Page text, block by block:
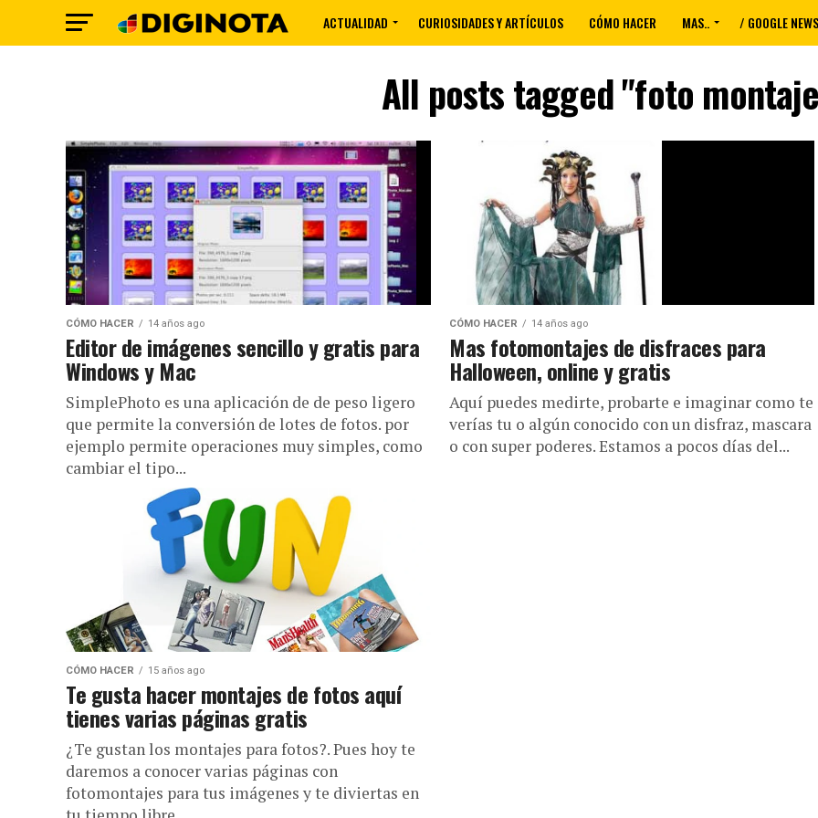
ACTUALIDAD CURIOSIDADES Y ARTÍCULOS CÓMO HACER MAS.. / GOOGLE NEWS
All posts tagged "foto
CÓMO HACER 14 años ago
Editor de imágenes sencillo y gratis para
Windows y Mac
SimplePhoto es una aplicación de de peso ligero
que permite la conversión de lotes de fotos. por
ejemplo permite operaciones muy simples, como
cambiar el tipo...
CÓMO HACER 14 años ago
Mas fotomontajes de disfraces para
Halloween, online y gratis
Aquí puedes medirte, probarte e imaginar como te
verías tu o algún conocido con un disfraz, mascara
o con super poderes. Estamos a pocos días del...
CÓMO HACER 15 años ago
Te gusta hacer montajes de fotos aquí
tienes varias páginas gratis
¿Te gustan los montajes para fotos?. Pues hoy te
daremos a conocer varias páginas con
fotomontajes para tus imágenes y te diviertas en